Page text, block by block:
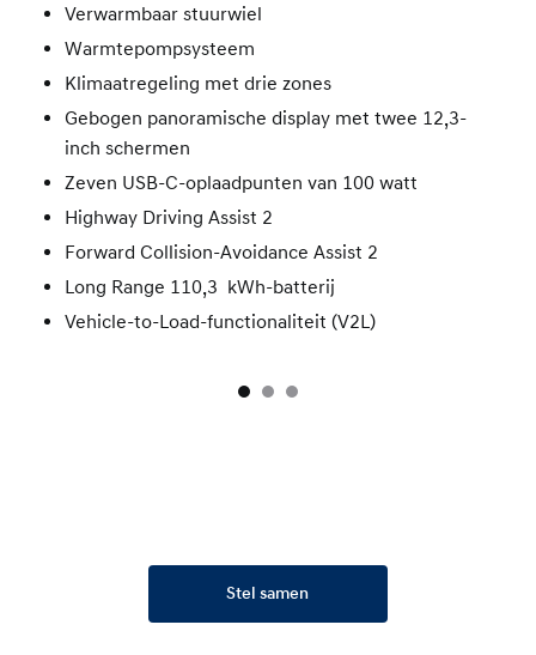
Verwarmbaar stuurwiel
Warmtepompsysteem
Klimaatregeling met drie zones
Gebogen panoramische display met twee 12,3-
inch schermen
Zeven USB-C-oplaadpunten van 100 watt
Highway Driving Assist 2
Forward Collision-Avoidance Assist 2
Long Range 110,3 kWh-batterij
Vehicle-to-Load-functionaliteit (V2L)
Stel samen